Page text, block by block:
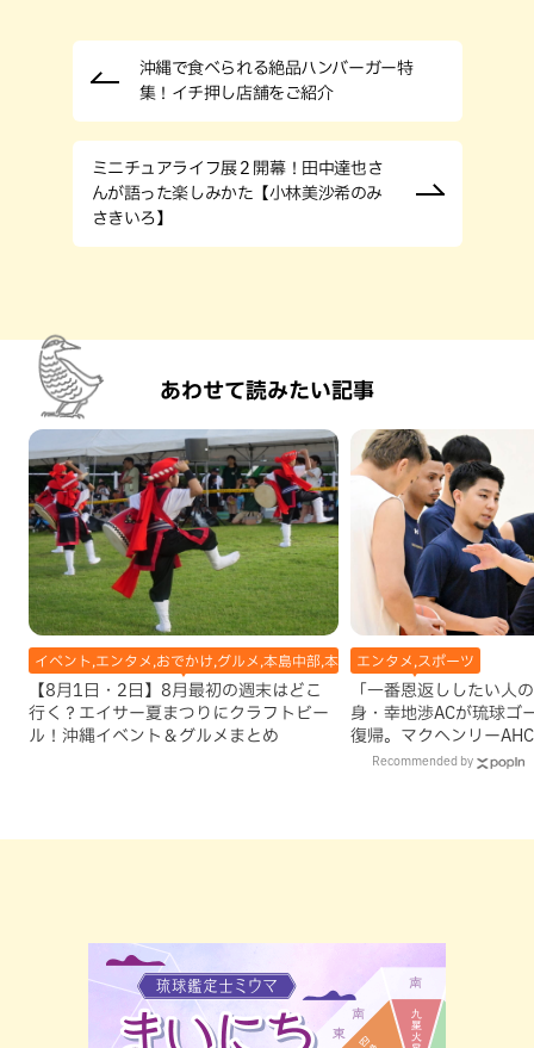
沖縄で食べられる絶品ハンバーガー特
集！イチ押し店舗をご紹介
ミニチュアライフ展 2 開幕！田中達也さ
んが語った楽しみかた【小林美沙希のみ
さきいろ】
あわせて読みたい記事
イベント,エンタメ,おでかけ,グルメ,本島中部,本島北部,本島南部
【8月1日・2日】8月最初の週末はどこ
行く？エイサー夏まつりにクラフトビー
ル！沖縄イベント＆グルメまとめ
エンタメ,スポーツ
「一番恩返ししたい人
身・幸地渉ACが琉球ゴ
復帰。マクヘンリー
理由Recommended by